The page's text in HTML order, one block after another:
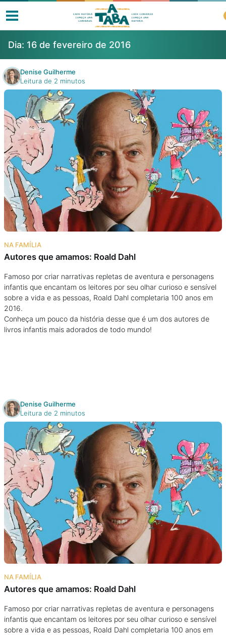
Livros
Resenhas
Clube de Leitores
Listas
Como ler?
Na escola
Na família
Colunas
Conteúdos
E-Books
Eventos
Podcast
Assine
Taba na Escola
Dia: 16 de fevereiro de 2016
Denise Guilherme
Leitura de 2 minutos
NA FAMÍLIA
Autores que amamos: Roald Dahl
Famoso por criar narrativas repletas de aventura e personagens
infantis que encantam os leitores por seu olhar curioso e sensível
sobre a vida e as pessoas, Roald Dahl completaria 100 anos em
2016.
Conheça um pouco da história desse que é um dos autores de
livros infantis mais adorados de todo mundo!
Denise Guilherme
Leitura de 2 minutos
NA FAMÍLIA
Autores que amamos: Roald Dahl
Famoso por criar narrativas repletas de aventura e personagens
infantis que encantam os leitores por seu olhar curioso e sensível
sobre a vida e as pessoas, Roald Dahl completaria 100 anos em